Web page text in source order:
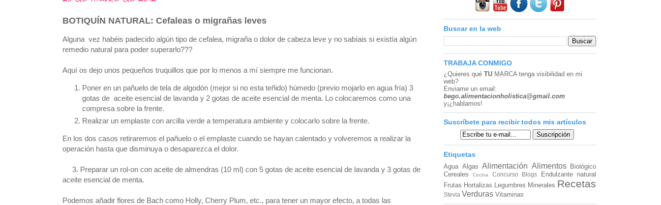
BOTIQUÍN NATURAL: Cefaleas o migrañas leves
Alguna vez habéis padecido algún tipo de cefalea, migraña o dolor de cabeza leve y no sabíais si existía algún
remedio natural para poder superarlo???
Aquí os dejo unos pequeños truquillos que por lo menos a mí siempre me funcionan.
Poner en un pañuelo de tela de algodón (mejor si no esta teñido) húmedo (previo mojarlo en agua fría) 3
gotas de aceite esencial de lavanda y 2 gotas de aceite esencial de menta. Lo colocaremos como una
compresa sobre la frente.
Realizar un emplaste con arcilla verde a temperatura ambiente y colocarlo sobre la frente.
En los dos casos retiraremos el pañuelo o el emplaste cuando se hayan calentado y volveremos a realizar la
operación hasta que disminuya o desaparezca el dolor.
3. Preparar un rol-on con aceite de almendras (10 ml) con 5 gotas de aceite esencial de lavanda y 3 gotas de
aceite esencial de menta.
Podemos añadir flores de Bach como Holly, Cherry Plum, etc., para tener un mayor efecto, a todas las
Buscar en la web
TRABAJA CONMIGO
¿Quieres qué TU MARCAtenga visibilidad en mi
web?
Enviame un email:
bego.alimentacionholistica@gmail.com
y¡¿hablamos!
Suscríbete para recibir todos mis artículos
Etiquetas
Agua Algas Alimentación Alimentos
Biológico
Cereales
Cocina Concurso Blogs
Endulzante natural
Frutas Hortalizas Legumbres Minerales Recetas
Stevia Verduras Vitaminas